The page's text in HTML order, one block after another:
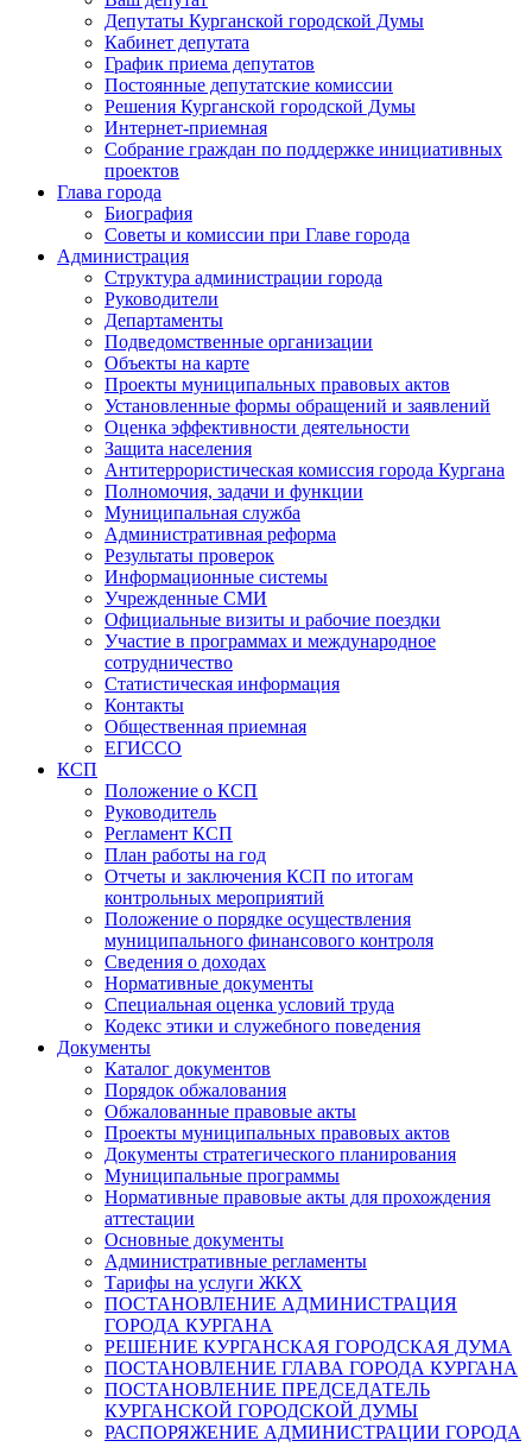
Депутаты Курганской городской Думы
Кабинет депутата
График приема депутатов
Постоянные депутатские комиссии
Решения Курганской городской Думы
Интернет-приемная
Собрание граждан по поддержке инициативных
проектов
Глава города
Биография
Советы и комиссии при Главе города
Администрация
Структура администрации города
Руководители
Департаменты
Подведомственные организации
Объекты на карте
Проекты муниципальных правовых актов
Установленные формы обращений и заявлений
Оценка эффективности деятельности
Защита населения
Антитеррористическая комиссия города Кургана
Полномочия, задачи и функции
Муниципальная служба
Административная реформа
Результаты проверок
Информационные системы
Учрежденные СМИ
Официальные визиты и рабочие поездки
Участие в программах и международное
сотрудничество
Статистическая информация
Контакты
Общественная приемная
ЕГИССО
КСП
Положение о КСП
Руководитель
Регламент КСП
План работы на год
Отчеты и заключения КСП по итогам
контрольных мероприятий
Положение о порядке осуществления
муниципального финансового контроля
Сведения о доходах
Нормативные документы
Специальная оценка условий труда
Кодекс этики и служебного поведения
Документы
Каталог документов
Порядок обжалования
Обжалованные правовые акты
Проекты муниципальных правовых актов
Документы стратегического планирования
Муниципальные программы
Нормативные правовые акты для прохождения
аттестации
Основные документы
Административные регламенты
Тарифы на услуги ЖКХ
ПОСТАНОВЛЕНИЕ АДМИНИСТРАЦИЯ
ГОРОДА КУРГАНА
РЕШЕНИЕ КУРГАНСКАЯ ГОРОДСКАЯ ДУМА
ПОСТАНОВЛЕНИЕ ГЛАВА ГОРОДА КУРГАНА
ПОСТАНОВЛЕНИЕ ПРЕДСЕДАТЕЛЬ
КУРГАНСКОЙ ГОРОДСКОЙ ДУМЫ
РАСПОРЯЖЕНИЕ АДМИНИСТРАЦИИ ГОРОДА